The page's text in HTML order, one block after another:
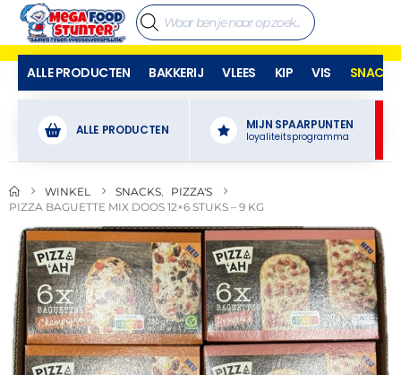
ALLE PRODUCTEN BAKKERIJ VLEES KIP VIS SNACKS
ALLE PRODUCTEN MIJN SPAARPUNTEN
loyaliteitsprogramma
WINKEL SNACKS
PIZZA'S
PIZZA BAGUETTE MIX DOOS 12×6 STUKS – 9 KG